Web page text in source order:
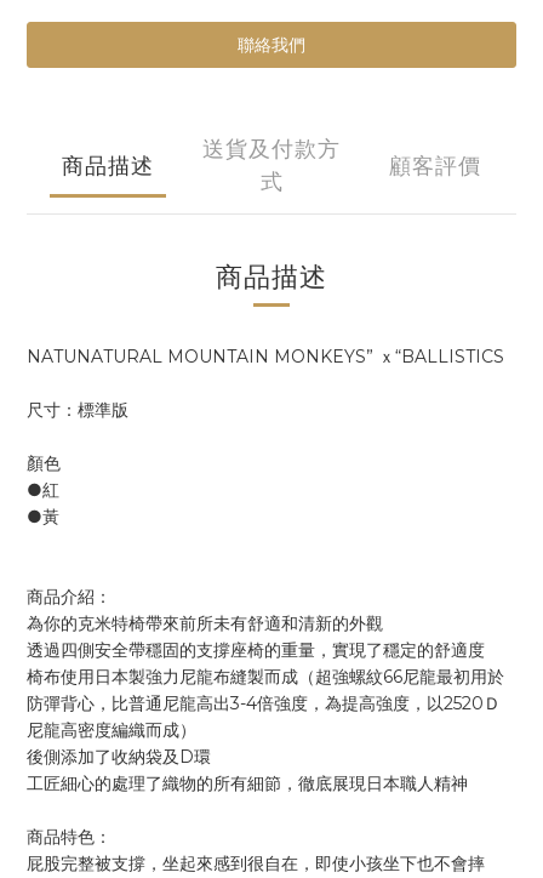
聯絡我們
商品描述
送貨及付款方
式
顧客評價
商品描述
NATUNATURAL MOUNTAIN MONKEYS” ｘ“BALLISTICS
尺寸：標準版
顏色
●紅
●黃
商品介紹：
為你的克米特椅帶來前所未有舒適和清新的外觀
透過四側安全帶穩固的支撐座椅的重量，實現了穩定的舒適度
椅布使用日本製強力尼龍布縫製而成（超強螺紋66尼龍最初用於
防彈背心，比普通尼龍高出3-4倍強度，為提高強度，以2520Ｄ
尼龍高密度編織而成）
後側添加了收納袋及D環
工匠細心的處理了織物的所有細節，徹底展現日本職人精神
商品特色：
屁股完整被支撐，坐起來感到很自在，即使小孩坐下也不會摔